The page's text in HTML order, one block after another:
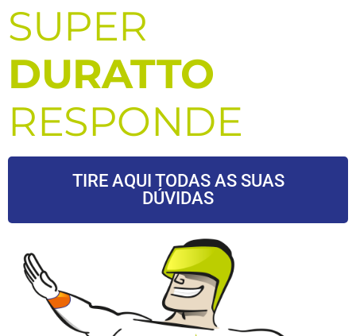
SUPER
DURATTO
RESPONDE
TIRE AQUI TODAS AS SUAS
DÚVIDAS